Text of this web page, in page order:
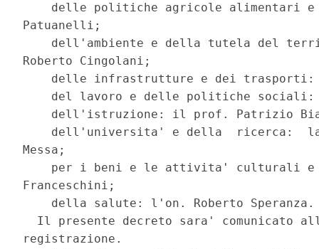
delle politiche agricole alimentari
Patuanelli;
dell'ambiente e della tutela del
Roberto Cingolani;
delle infrastrutture e dei
del lavoro e delle politiche
dell'istruzione: il prof. Patrizio
dell'universita' e della  ricerca:
Messa;
per i beni e le attivita' culturali
Franceschini;
della salute: l'on. Roberto
Il presente decreto sara' comunicato
registrazione.